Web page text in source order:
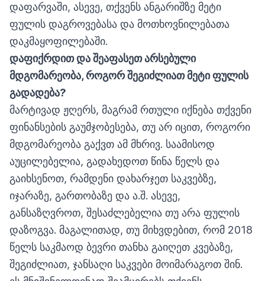
დაფარვაში, ასევე, თქვენს ანგარიშზე მეტი
ფულის დაგროვებასა და მოთხოვნილებათა
დაკმაყოფილებაში.
დაფიქრდით და შეაფასეთ არსებული
მდგომარეობა, როგორ შეგიძლიათ მეტი ფულის
გადადება?
მარტივად ჟღერს, მაგრამ რთული იქნება თქვენი
ფინანსების გაუმჯობესება, თუ არ იცით, როგორი
მდგომარეობა გაქვთ ამ მხრივ. საამისოდ
აუცილებელია, გადახედოთ წინა წელს და
გაიხსენოთ, რამდენი დახარჯეთ საკვებზე,
იჯარაზე, გართობაზე და ა.შ. ასევე,
განსაზღვროთ, შესაძლებელია თუ არა ფულის
დაზოგვა. მაგალითად, თუ მიხვდებით, რომ 2018
წელს საკმაოდ ბევრი თანხა გაიღეთ კვებაზე,
შეგიძლიათ, ჯანსაღი საკვები მოიმარაგოთ შინ.